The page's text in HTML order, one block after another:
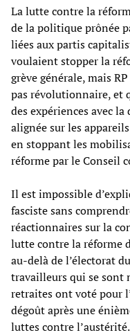
La lutte contre la
de la politique prônée
liées aux partis
voulaient stopper la
grève générale, mais
pas révolutionnaire, et
des expériences avec la
alignée sur les
en stoppant les
réforme par le Conseil
Il est impossible
fasciste sans
réactionnaires sur la
lutte contre la réforme
au-delà de l’électorat
travailleurs qui se sont
retraites ont voté pour
dégoût après une
luttes contre l’austérité.